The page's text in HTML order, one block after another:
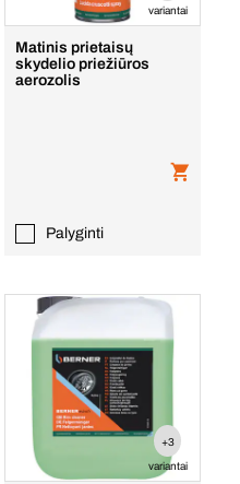
variantai
Matinis prietaisų
skydelio priežiūros
aerozolis
Palyginti
+3
variantai